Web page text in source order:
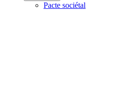
Pacte sociétal